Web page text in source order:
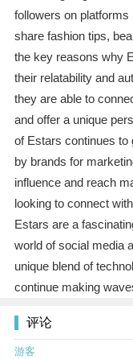
followers on
share fashion tips,
the key reasons why
their relatability and
they are able to
and offer a unique
of Estars continues to
by brands for
influence and reach
looking to connect
Estars are a
world of social media
unique blend of
continue making
评论
游客